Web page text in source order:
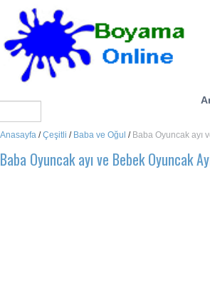
Anasayfa /Çeşitli / Baba ve Oğul / Baba Oyuncak ayı
Baba Oyuncak ayı ve Bebek Oyuncak